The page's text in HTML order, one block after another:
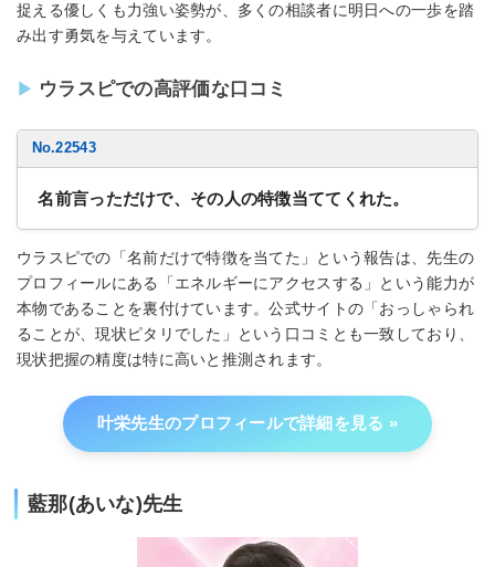
捉える優しくも力強い姿勢が、多くの相談者に明日への一歩を踏
み出す勇気を与えています。
ウラスピでの高評価な口コミ
No.22543
名前言っただけで、その人の特徴当ててくれた。
ウラスピでの「名前だけで特徴を当てた」という報告は、先生の
プロフィールにある「エネルギーにアクセスする」という能力が
本物であることを裏付けています。公式サイトの「おっしゃられ
ることが、現状ピタリでした」という口コミとも一致しており、
現状把握の精度は特に高いと推測されます。
叶栄先生のプロフィールで詳細を見る
藍那(あいな)先生